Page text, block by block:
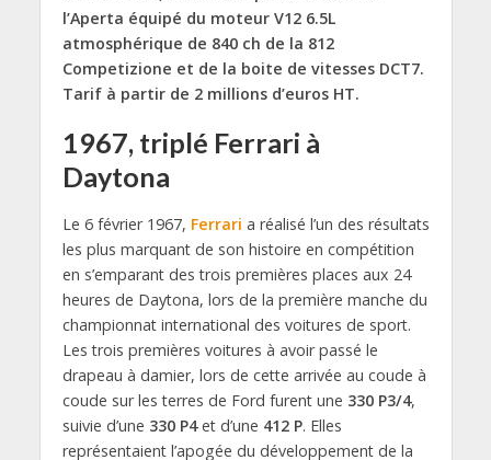
l’Aperta équipé du moteur V12 6.5L
atmosphérique de 840 ch de la 812
Competizione et de la boite de vitesses DCT7.
Tarif à partir de 2 millions d’euros HT.
1967, triplé Ferrari à
Daytona
Le 6 février 1967, Ferrari a réalisé l’un des résultats
les plus marquant de son histoire en compétition
en s’emparant des trois premières places aux 24
heures de Daytona, lors de la première manche du
championnat international des voitures de sport.
Les trois premières voitures à avoir passé le
drapeau à damier, lors de cette arrivée au coude à
coude sur les terres de Ford furent une 330 P3/4,
suivie d’une 330 P4et d’une 412 P. Elles
représentaient l’apogée du développement de la